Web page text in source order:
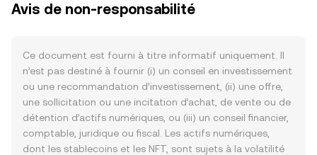
Avis de non-responsabilité
Ce document est fourni à titre informatif uniquement. Il
n’est pas destiné à fournir (i) un conseil en investissement
ou une recommandation d’investissement, (ii) une offre,
une sollicitation ou une incitation d’achat, de vente ou de
détention d’actifs numériques, ou (iii) un conseil financier,
comptable, juridique ou fiscal. Les actifs numériques,
dont les stablecoins et les NFT, sont sujets à la volatilité